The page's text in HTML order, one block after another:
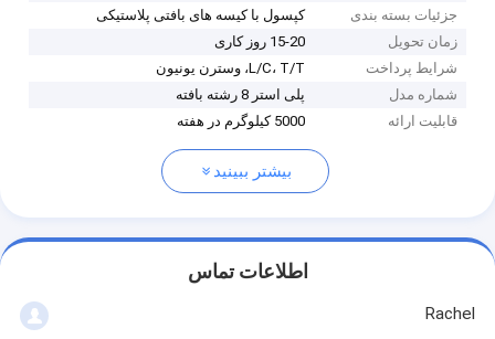
جزئیات بسته بندی
کپسول با کیسه های بافتی پلاستیکی
زمان تحویل
15-20 روز کاری
شرایط پرداخت
L/C، T/T، وسترن یونیون
شماره مدل
پلی استر 8 رشته بافته
قابلیت ارائه
5000 کیلوگرم در هفته
بیشتر ببینید
اطلاعات تماس
Rachel